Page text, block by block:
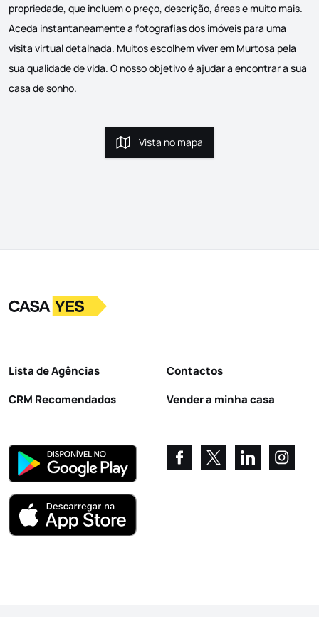
propriedade, que incluem o preço, descrição, áreas e muito mais.
Aceda instantaneamente a fotografias dos imóveis para uma
visita virtual detalhada. Muitos escolhem viver em Murtosa pela
sua qualidade de vida. O nosso objetivo é ajudar a encontrar a sua
casa de sonho.
Vista no mapa
Vista no mapa
LogoIr para a homepage
Lista de Agências
CRM Recomendados
Contactos
Vender a minha casa